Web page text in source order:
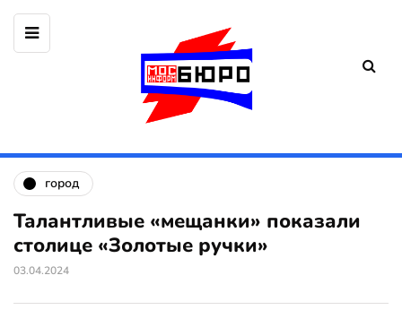
город
Талантливые «мещанки» показали
столице «Золотые ручки»
03.04.2024